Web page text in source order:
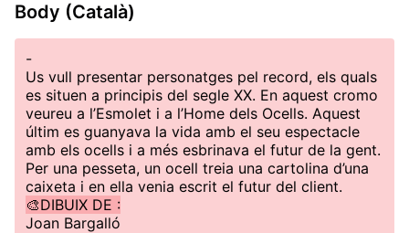
Body (Català)
-
Us vull presentar personatges pel record, els quals
es situen a principis del segle XX. En aquest cromo
veureu a l’Esmolet i a l’Home dels Ocells. Aquest
últim es guanyava la vida amb el seu espectacle
amb els ocells i a més esbrinava el futur de la gent.
Per una pesseta, un ocell treia una cartolina d’una
caixeta i en ella venia escrit el futur del client.
🎨DIBUIX DE :
Joan Bargalló